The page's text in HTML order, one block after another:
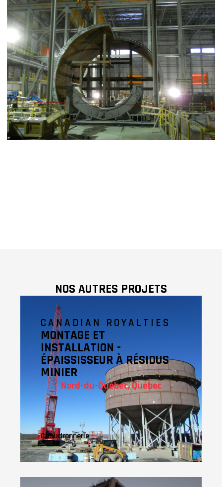
NOS AUTRES PROJETS
CANADIAN ROYALTIES
MONTAGE ET
INSTALLATION -
ÉPAISSISSEUR À RÉSIDUS
MINIER
Nord-du-Québec, Québec
Chaudronnerie